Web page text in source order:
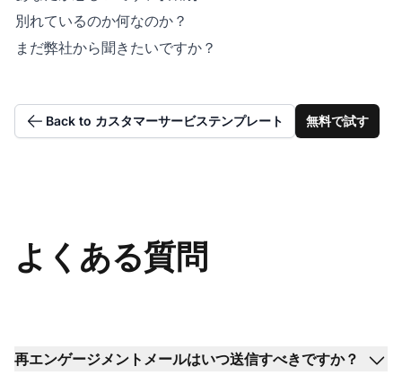
別れているのか何なのか？
まだ弊社から聞きたいですか？
Back to カスタマーサービステンプレート 無料で試す
よくある質問
再エンゲージメントメールはいつ送信すべきですか？